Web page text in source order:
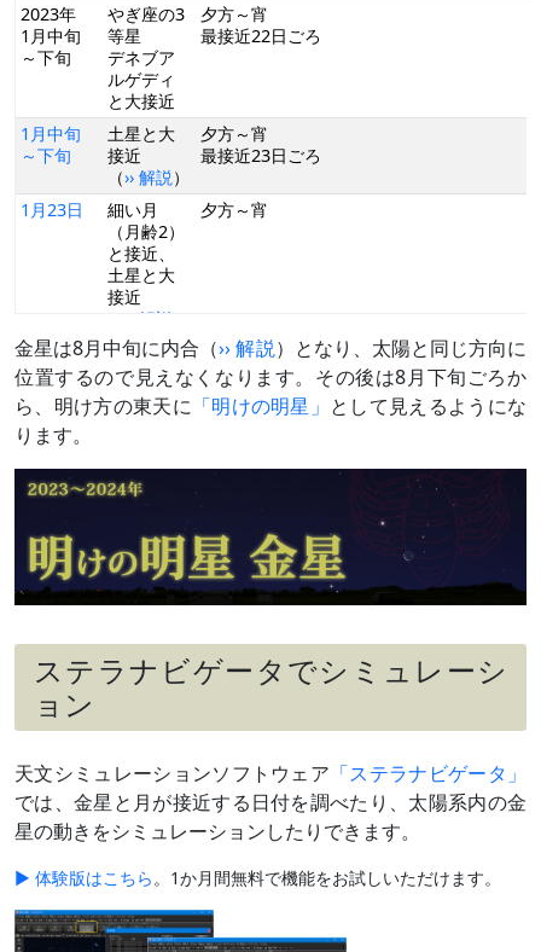
2023年
1月中旬
～下旬
やぎ座の3
等星
デネブア
ルゲディ
と大接近
夕方～宵
最接近22日ごろ
1月中旬
～下旬
土星と大
接近
（›› 解説）
夕方～宵
最接近23日ごろ
1月23日
細い月
（月齢2）
と接近、
土星と大
接近
›› 解説
夕方～宵
2月中旬
海王星と
超大接近
（›› 解説）
夕方～宵
最接近15日ごろ
約12等級差
2月22日
と接近
（›› 解説
スタと接
近
最接近27日ごろ
約12等級差
2月下旬
木星と大
（›› 解説）
夕方～宵
3月24日
細い月
夕方～宵
3月24日
金星食
（›› 解説）
九州南部、南西諸島など
那覇：潜入開始20時56分（出現は月没
後）
～4月上旬 大接近
（ ›› 解説 ）
最接近3月31日ごろ
約10等級差
4月上旬
おうし座
夕方～宵
金星は8月中旬に内合（›› 解説）となり、太陽と同じ方向に
位置するので見えなくなります。その後は8月下旬ごろか
ら、明け方の東天に 「明けの明星」 として見えるようにな
ります。
ステラナビゲータでシミュレーシ
ョン
天文シミュレーションソフトウェア 「ステラナビゲータ」
では、金星と月が接近する日付を調べたり、太陽系内の金
星の動きをシミュレーションしたりできます。
▶ 体験版はこちら 。1か月間無料で機能をお試しいただけます。